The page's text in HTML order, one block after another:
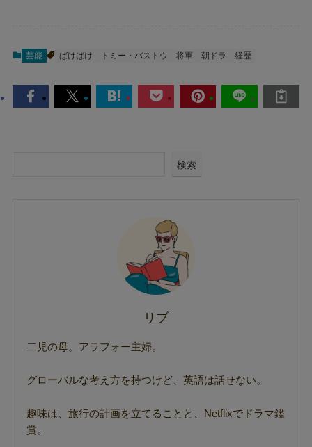
芸能 ばけばけ トミー・バストウ 将軍 朝ドラ 経歴
検索
リブ
二児の母。アラフォー主婦。
グローバルな考え方を持つけど、英語は話せない。
趣味は、旅行の計画を立てることと、Netflixでドラマ鑑
賞。